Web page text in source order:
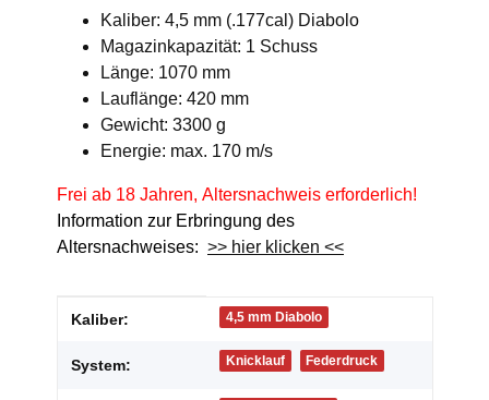
Kaliber: 4,5 mm (.177cal) Diabolo
Magazinkapazität: 1 Schuss
Länge: 1070 mm
Lauflänge: 420 mm
Gewicht: 3300 g
Energie: max. 170 m/s
Frei ab 18 Jahren, Altersnachweis erforderlich!
Information zur Erbringung des
Altersnachweises: >> hier klicken <<
Produkteigenschaft
Wert
Kaliber: 4,5 mm Diabolo
System: Knicklauf Federdruck